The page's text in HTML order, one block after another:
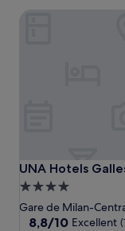
UNA
Hotels
Galles
Milano
UNA Hotels
UNA Hotels
Hébergement
4.0 étoiles
Gare de Milan-
8.8
8,8/10 Excellent
UNA Hotels